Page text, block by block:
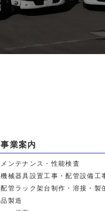
事業案内
メンテナンス・性能検査
機械器具設置工事・配管設備工
配管ラック架台制作・溶接・製
品製造